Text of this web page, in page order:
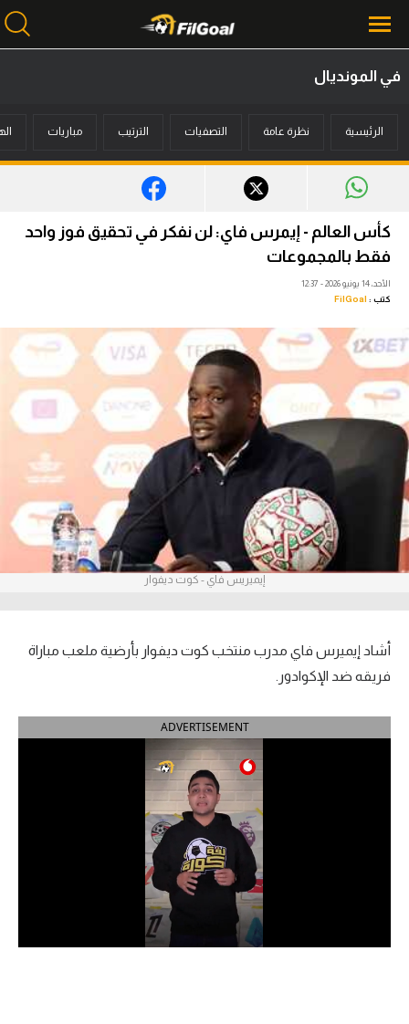
أخبار
ميركاتو
فانتازي في الجول
مسابقة التوقعات
فيديوهات
عدسات
ركن الألعاب
أمريكا 2026
الدوري الإنجليزي الممتاز
الدوري الإسباني
الدوري السعودي للمحترفين
في المونديال
الرئيسية نظرة عامة التصفيات الترتيب مباريات
كأس العالم - إيمرس فاي: لن نفكر في تحقيق فوز واحد
فقط بالمجموعات
الأحد، 14 يونيو 2026 - 12:37
كتب : FilGoal
إيميريس فاي - كوت ديفوار
أشاد إيميرس فاي مدرب منتخب كوت ديفوار بأرضية ملعب مباراة
فريقه ضد الإكوادور.
ADVERTISEMENT